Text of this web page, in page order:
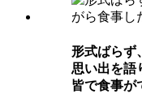
形式ばらず
思い出を語
皆で⾷事が